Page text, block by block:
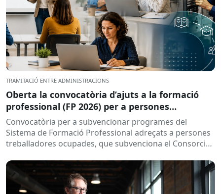
TRAMITACIÓ ENTRE ADMINISTRACIONS
Oberta la convocatòria d’ajuts a la formació
professional (FP 2026) per a persones
treballadores ocupades
Convocatòria per a subvencionar programes del
Sistema de Formació Professional adreçats a persones
treballadores ocupades, que subvenciona el Consorci